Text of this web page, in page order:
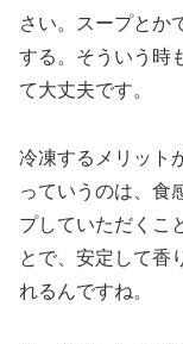
さい。スープとか
する。そういう時
て大丈夫です。
冷凍するメリット
っていうのは、食
プしていただくこ
とで、安定して香
れるんですね。